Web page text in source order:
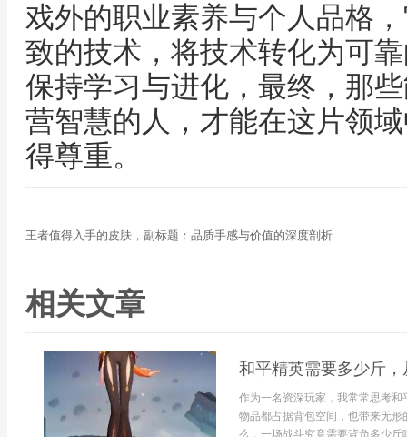
戏外的职业素养与个人品格
致的技术，将技术转化为可
保持学习与进化，最终，那
营智慧的人，才能在这片领
得尊重。
王者值得入手的皮肤，副标题：品质手感与价值的深度剖析
相关文章
和平精英需要多少斤
作为一名资深玩家，我常常思考
物品都占据背包空间，也带来无
么，一场战斗究竟需要背负多少